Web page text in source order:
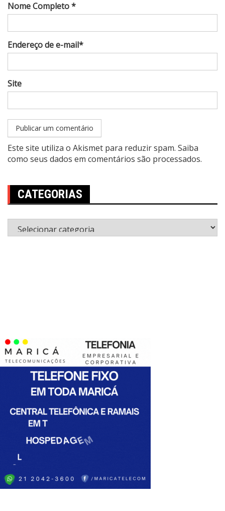
Nome Completo *
Endereço de e-mail*
Site
Este site utiliza o Akismet para reduzir spam. Saiba
como seus dados em comentários são processados.
CATEGORIAS
Categorias